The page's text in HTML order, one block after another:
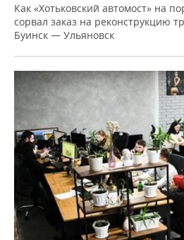
Как «Хотьковский автомост» на
сорвал заказ на реконструкцию
Буинск — Ульяновск